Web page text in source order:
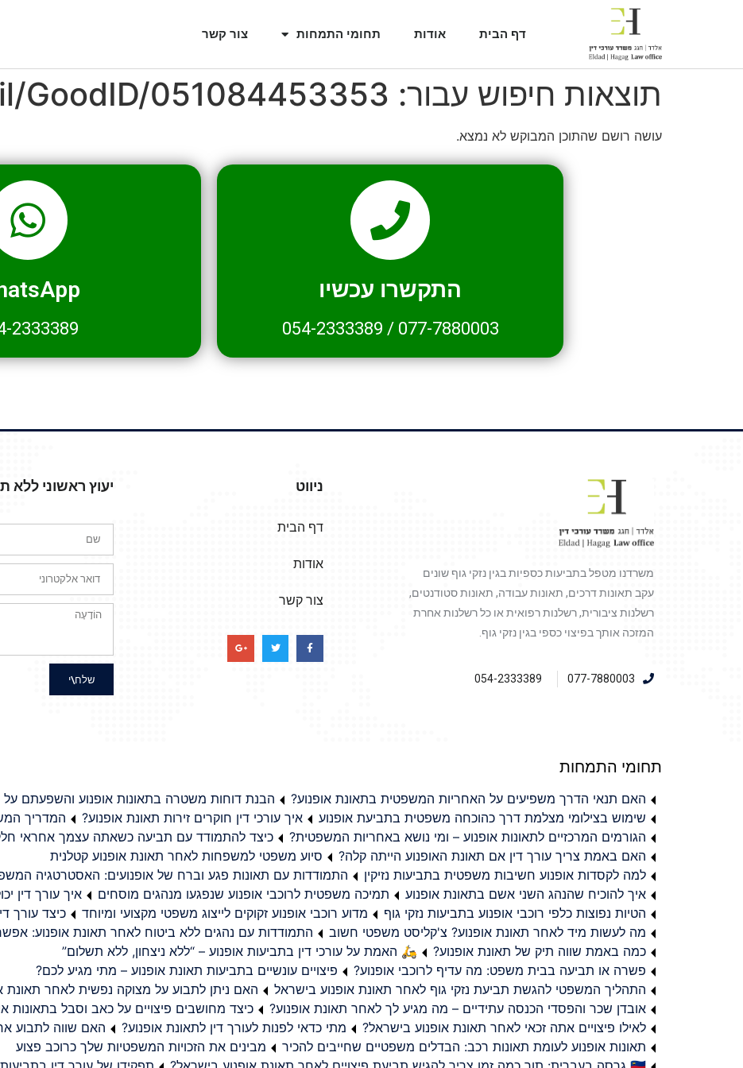
דף הבית אודות תחומי התמחות צור קשר
תוצאות חיפוש עבור: GoodID/051084453353
עושה רושם שהתוכן המבוקש לא נמצא.
התקשרו עכשיו
077-7880003
/
054-2333389
2333389
משרדנו מטפל בתביעות כספיות בגין נזקי גוף שונים
עקב תאונות דרכים, תאונות עבודה, תאונות סטודנטים,
רשלנות ציבורית, רשלנות רפואית או כל רשלנות אחרת
המזכה אותך בפיצוי כספי בגין נזקי גוף.
077-7880003
054-2333389
ניווט
דף הבית
אודות
צור קשר
יעוץ ראשוני ללא
שלח\י
תחומי התמחות
האם תנאי הדרך משפיעים על האחריות המשפטית בתאונת אופנוע?
הבנת דוחות משטרה בתאונות אופנוע והשפעתם
שימוש בצילומי מצלמת דרך כהוכחה משפטית בתביעת אופנוע
איך עורכי דין חוקרים זירות תאונת אופנוע?
המדריך
הגורמים המרכזיים לתאונות אופנוע – ומי נושא באחריות המשפטית?
כיצד להתמודד עם תביעה כשאתה עצמך אחראי
האם באמת צריך עורך דין אם תאונת האופנוע הייתה קלה?
סיוע משפטי למשפחות לאחר תאונת אופנוע קטלנית
למה לקסדות אופנוע חשיבות משפטית בתביעות נזיקין
התמודדות עם תאונות פגע וברח של אופנועים: האסטרטגיה
איך להוכיח שהנהג השני אשם בתאונת אופנוע
תמיכה משפטית לרוכבי אופנוע שנפגעו מנהגים מוסחים
איך עורך דין
הטיות נפוצות כלפי רוכבי אופנוע בתביעות נזקי גוף
מדוע רוכבי אופנוע זקוקים לייצוג משפטי מקצועי ומיוחד
כיצד עורך
מה לעשות מיד לאחר תאונת אופנוע? צ'קליסט משפטי חשוב
התמודדות עם נהגים ללא ביטוח לאחר תאונת אופנוע:
כמה באמת שווה תיק של תאונת אופנוע?
🛵 האמת על עורכי דין בתביעות אופנוע – “ללא ניצחון, ללא תשלום”
פשרה או תביעה בבית משפט: מה עדיף לרוכבי אופנוע?
פיצויים עונשיים בתביעות תאונת אופנוע – מתי מגיע לכם?
התהליך המשפטי להגשת תביעת נזקי גוף לאחר תאונת אופנוע בישראל
האם ניתן לתבוע על מצוקה נפשית לאחר תאונת
אובדן שכר והפסדי הכנסה עתידיים – מה מגיע לך לאחר תאונת אופנוע?
כיצד מחושבים פיצויים על כאב וסבל בתאונות
לאילו פיצויים אתה זכאי לאחר תאונת אופנוע בישראל?
מתי כדאי לפנות לעורך דין לתאונת אופנוע?
האם שווה לתבוע
תאונות אופנוע לעומת תאונות רכב: הבדלים משפטיים שחייבים להכיר
מבינים את הזכויות המשפטיות שלך כרוכב פצוע